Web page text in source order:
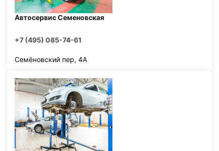
Автосервис Семеновская
+7 (495) 085-74-61
Семёновский пер, 4А